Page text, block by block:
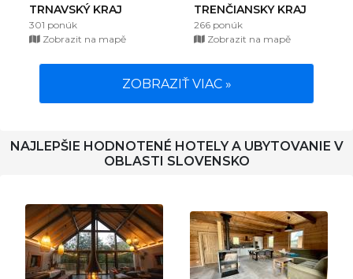
TRNAVSKÝ KRAJ
301 ponúk
Zobrazit na mapě
TRENČIANSKY KRAJ
266 ponúk
Zobrazit na mapě
ZOBRAZIŤ VIAC »
NAJLEPŠIE HODNOTENÉ HOTELY A UBYTOVANIE V
OBLASTI SLOVENSKO